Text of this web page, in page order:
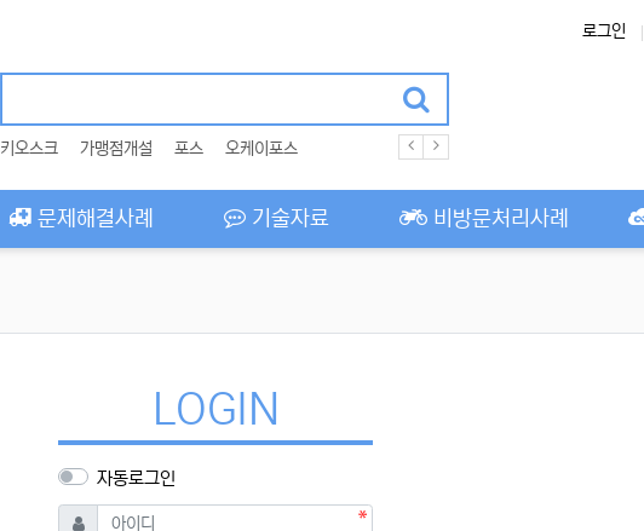
로그인
키오스크 가맹점개설 포스 오케이포스
문제해결사례 기술자료 비방문처리사례
LOGIN
자동로그인
아이디
필수